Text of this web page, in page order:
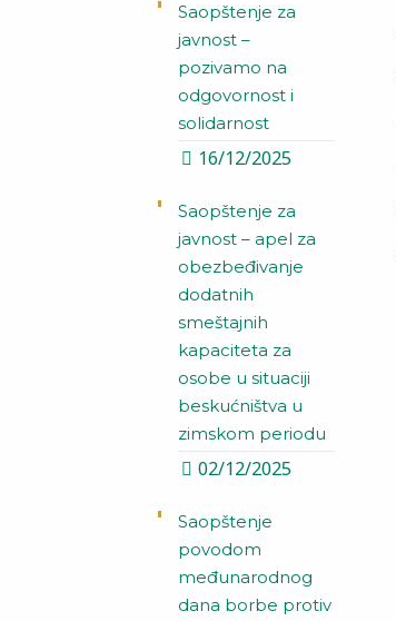
Saopštenje za
javnost –
pozivamo na
odgovornost i
solidarnost
16/12/2025
Saopštenje za
javnost – apel za
obezbeđivanje
dodatnih
smeštajnih
kapaciteta za
osobe u situaciji
beskućništva u
zimskom periodu
02/12/2025
Saopštenje
povodom
međunarodnog
dana borbe protiv